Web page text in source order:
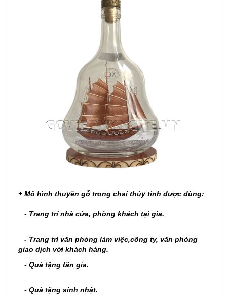
+ Mô hình thuyền gỗ trong chai thủy tinh được dùng:
- Trang trí nhà cửa, phòng khách tại gia.
- Trang trí văn phòng làm việc,công ty, văn phòng
giao dịch với khách hàng.
- Quà tặng tân gia.
- Quà tặng sinh nhật.